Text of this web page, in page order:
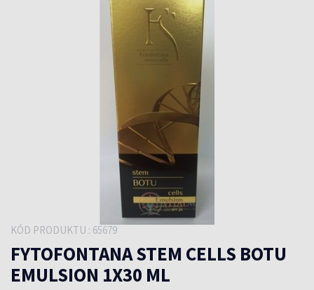
KÓD PRODUKTU : 65679
FYTOFONTANA STEM CELLS BOTU
EMULSION 1X30 ML